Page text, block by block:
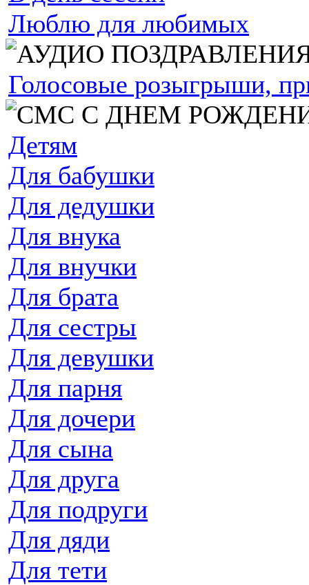
Люблю для любимых
Голосовые розыгрыши,
Детям
Для бабушки
Для дедушки
Для внука
Для внучки
Для брата
Для сестры
Для девушки
Для парня
Для дочери
Для сына
Для друга
Для подруги
Для дяди
Для тети